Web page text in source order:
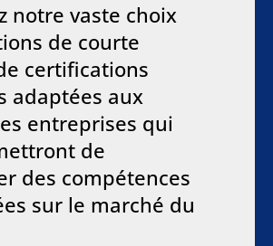
notre vaste choix
de courte
certifications
adaptées aux
entreprises qui
de
des compétences
sur le marché du